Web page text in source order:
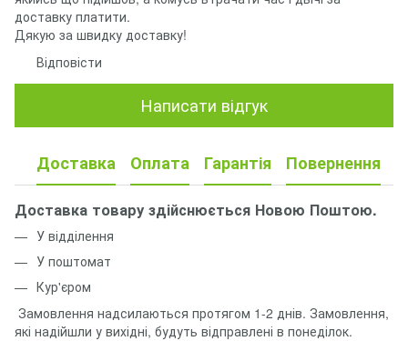
доставку платити.
Дякую за швидку доставку!
Відповісти
Написати відгук
Доставка Оплата Гарантія Повернення
Доставка товару здійснюється Новою Поштою.
У відділення
У поштомат
Кур'єром
Замовлення надсилаються протягом 1-2 днів. Замовлення,
які надійшли у вихідні, будуть відправлені в понеділок.